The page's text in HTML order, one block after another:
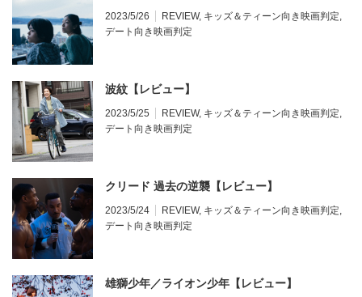
2023/5/26 REVIEW, キッズ＆ティーン向き映画判定
デート向き映画判定
波紋【レビュー】
2023/5/25 REVIEW, キッズ＆ティーン向き映画判定
デート向き映画判定
クリード 過去の逆襲【レビュー】
2023/5/24 REVIEW, キッズ＆ティーン向き映画判定
デート向き映画判定
雄獅少年／ライオン少年【レビュー】